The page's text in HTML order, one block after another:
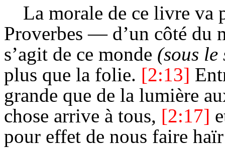
La morale de ce livre va
Proverbes — d’un côté du
s’agit de ce monde (sous
plus que la folie. [2:13]
grande que de la lumière
chose arrive à tous, [2:17]
pour effet de nous faire